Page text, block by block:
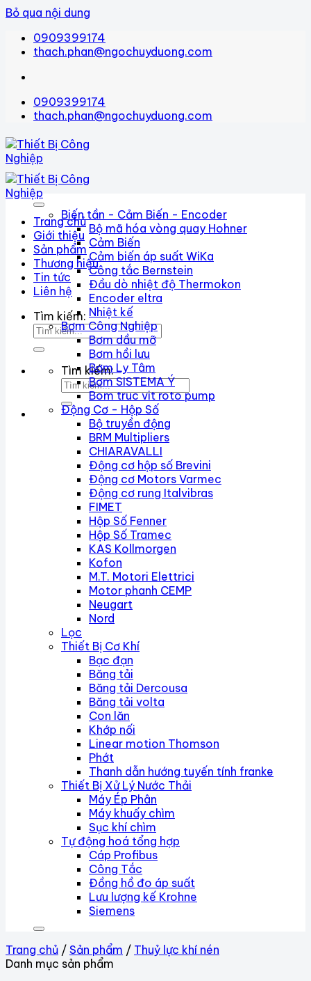
Bỏ qua nội dung
0909399174
thach.phan@ngochuyduong.com
0909399174
thach.phan@ngochuyduong.com
Trang chủ
Giới thiệu
Sản phẩm
Thương hiệu
Tin tức
Liên hệ
Tìm kiếm:
Tìm kiếm:
Biến tần - Cảm Biến - Encoder
Bộ mã hóa vòng quay Hohner
Cảm Biến
Cảm biến áp suất WiKa
Công tắc Bernstein
Đầu dò nhiệt độ Thermokon
Encoder eltra
Nhiệt kế
Bơm Công Nghiệp
Bơm dầu mỡ
Bơm hồi lưu
Bơm Ly Tâm
Bơm SISTEMA Ý
Bom truc vit roto pump
Động Cơ - Hộp Số
Bộ truyền động
BRM Multipliers
CHIARAVALLI
Động cơ hộp số Brevini
Động cơ Motors Varmec
Động cơ rung Italvibras
FIMET
Hộp Số Fenner
Hộp Số Tramec
KAS Kollmorgen
Kofon
M.T. Motori Elettrici
Motor phanh CEMP
Neugart
Nord
Lọc
Thiết Bị Cơ Khí
Bạc đạn
Băng tải
Băng tải Dercousa
Băng tải volta
Con lăn
Khớp nối
Linear motion Thomson
Phớt
Thanh dẫn hướng tuyến tính franke
Thiết Bị Xử Lý Nước Thải
Máy Ép Phân
Máy khuấy chìm
Sục khí chìm
Tự động hoá tổng hợp
Cáp Profibus
Công Tắc
Đồng hồ đo áp suất
Lưu lượng kế Krohne
Siemens
Trang chủ / Sản phẩm / Thuỷ lực khí nén
Danh mục sản phẩm